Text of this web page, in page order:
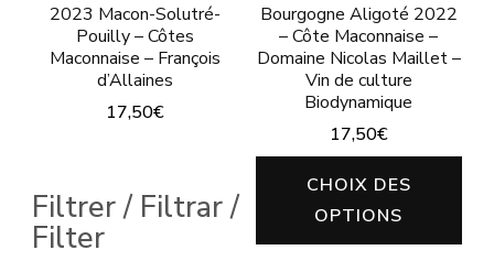
2023 Macon-Solutré-
Pouilly – Côtes
Maconnaise – François
d’Allaines
17,50€
a
Bourgogne Aligoté 2022
– Côte Maconnaise –
Domaine Nicolas Maillet –
Vin de culture
Biodynamique
17,50€
CHOIX DES
OPTIONS
a
Filtrer / Filtrar /
Filter